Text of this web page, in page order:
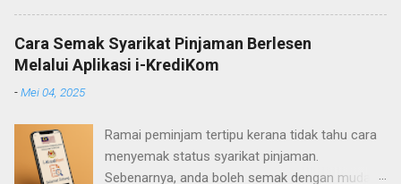
persoalan tu, saya cuba baca pengalaman
ramai orang di media sosial – dan akhirnya
saya sendiri buat satu “experiment” kecil.
bajet khas yang memang saya sediakan,
supaya risiko terkawal. Permulaan Saya cuba
Cara Semak Syarikat Pinjaman Berlesen
Melalui Aplikasi i-KrediKom
-Mei 04, 2025
Ramai peminjam tertipu kerana tidak tahu cara
menyemak status syarikat pinjaman.
Sebenarnya, anda boleh semak dengan mudah